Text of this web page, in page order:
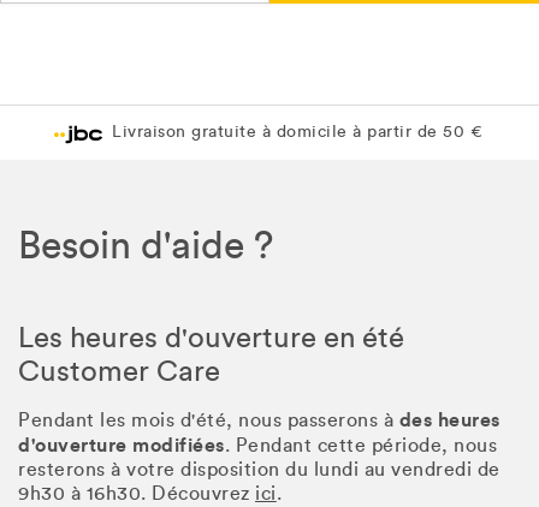
Livraison gratuite à domicile à partir de 50 €
Besoin d'aide ?
Les heures d'ouverture en été
Customer Care
Pendant les mois d'été, nous passerons à des heures
d'ouverture modifiées. Pendant cette période, nous
resterons à votre disposition du lundi au vendredi de
9h30 à 16h30. Découvrez ici.